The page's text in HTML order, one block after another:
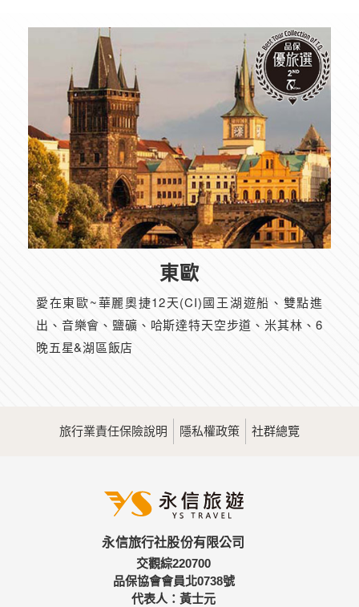
東歐
愛在東歐~華麗奧捷12天(CI)國王湖遊船、雙點進
出、音樂會、鹽礦、哈斯達特天空步道、米其林、6
晚五星&湖區飯店
旅行業責任保險說明 隱私權政策 社群總覽
永信旅行社股份有限公司
交觀綜220700
品保協會會員北0738號
代表人：黃士元